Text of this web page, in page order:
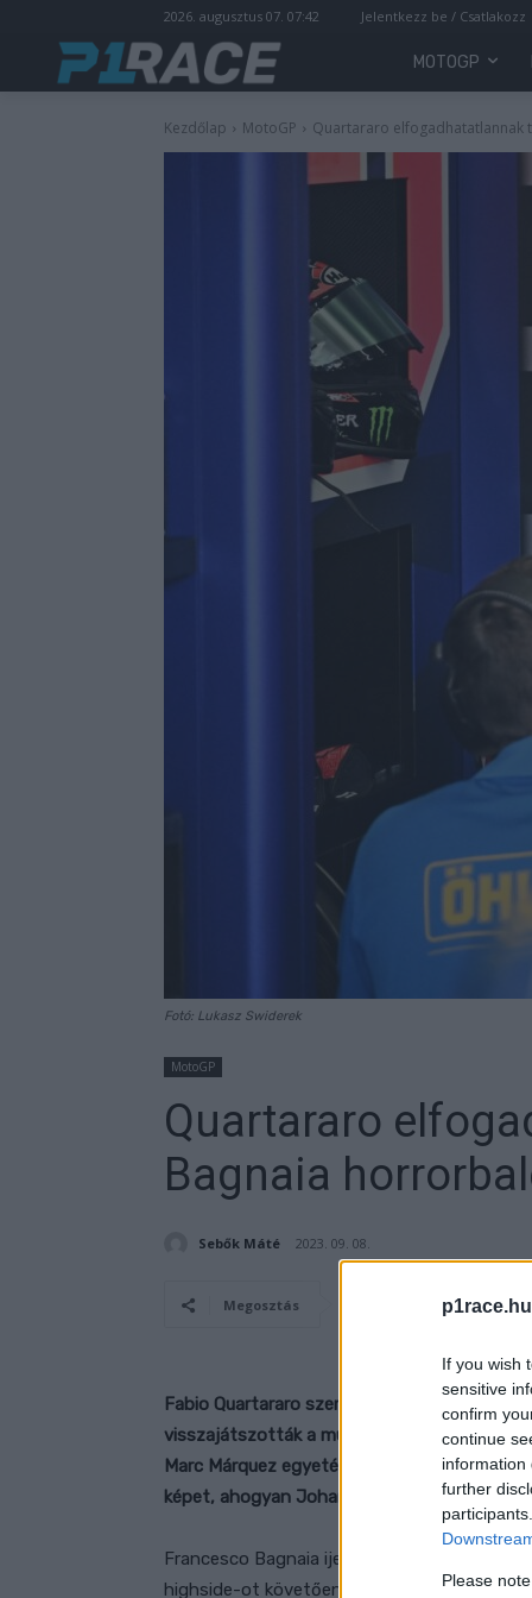
If you wish
sensitive
confirm
continue
information
further
Please
2026. augusztus 07. 07:42 Jelentkezz be / Csatlakozz
MOTOGP
Kezdőlap MotoGP Quartararo elfogadhatatlannak
Fotó: Lukasz Swiderek
MotoGP
Quartararo
Bagnaia
Sebők Máté 2023. 09. 08.
Megosztás
Fabio Quartararo szerint elfogadhatatlan,
visszajátszották a múlt heti Katalán
Marc Márquez egyetértett azzal, hogy a
képet, ahogyan Johann Zarco is.
Francesco Bagnaia ijesztő balesetet
highside-ot követően Brad Binder áthajtott